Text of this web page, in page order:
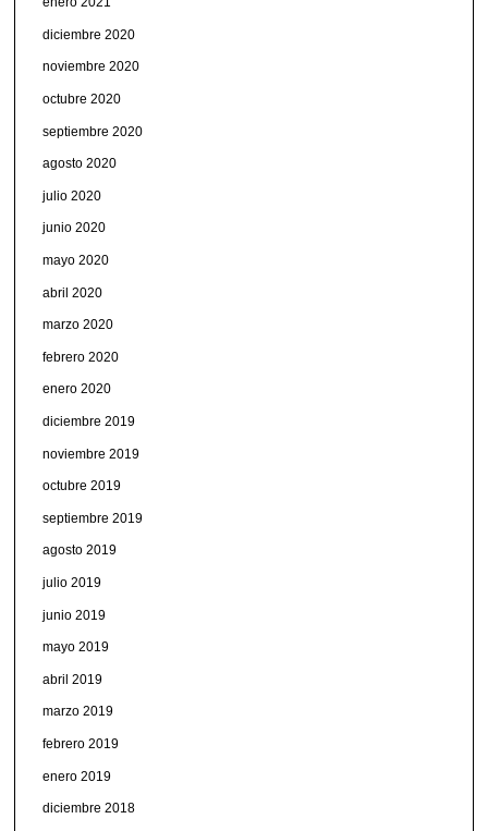
diciembre 2020
noviembre 2020
octubre 2020
septiembre 2020
agosto 2020
julio 2020
junio 2020
mayo 2020
abril 2020
marzo 2020
febrero 2020
enero 2020
diciembre 2019
noviembre 2019
octubre 2019
septiembre 2019
agosto 2019
julio 2019
junio 2019
mayo 2019
abril 2019
marzo 2019
febrero 2019
enero 2019
diciembre 2018